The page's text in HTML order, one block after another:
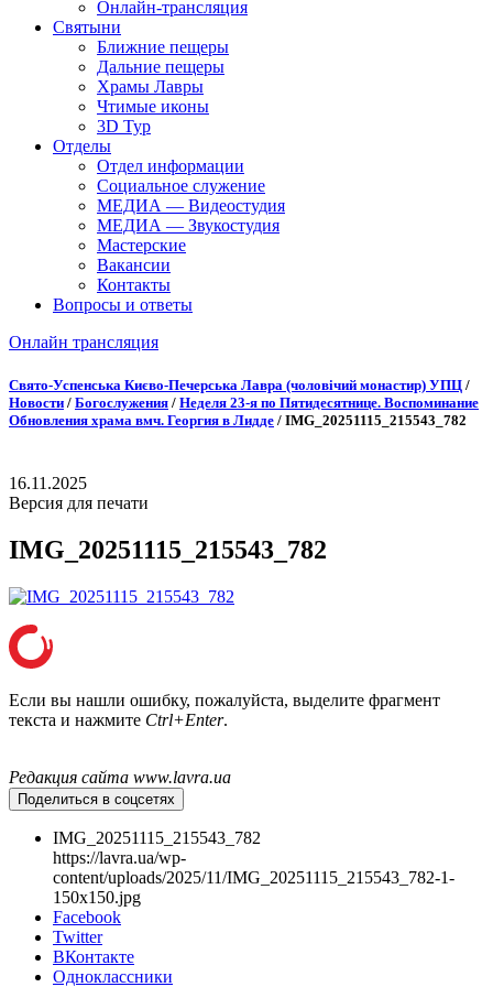
Онлайн-трансляция
Святыни
Ближние пещеры
Дальние пещеры
Храмы Лавры
Чтимые иконы
3D Тур
Отделы
Отдел информации
Социальное служение
МЕДИА — Видеостудия
МЕДИА — Звукостудия
Мастерские
Вакансии
Контакты
Вопросы и ответы
Онлайн трансляция
Онлайн трансляция |12 сентября
Название трансляции
Онлайн трансляции
12 сентября 2015
Свято-Успенська Києво-Печерська Лавра (чоловічий монастир) УПЦ /
Новости / Богослужения / Неделя 23-я по Пятидесятнице. Воспоминание
Обновления храма вмч. Георгия в Лидде / IMG_20251115_215543_782
16.11.2025
Версия для печати
IMG_20251115_215543_782
Если вы нашли ошибку, пожалуйста, выделите фрагмент
текста и нажмите Ctrl+Enter.
Редакция сайта www.lavra.ua
Поделиться в соцсетях
IMG_20251115_215543_782
https://lavra.ua/wp-
content/uploads/2025/11/IMG_20251115_215543_782-1-
150x150.jpg
Facebook
Twitter
ВКонтакте
Одноклассники